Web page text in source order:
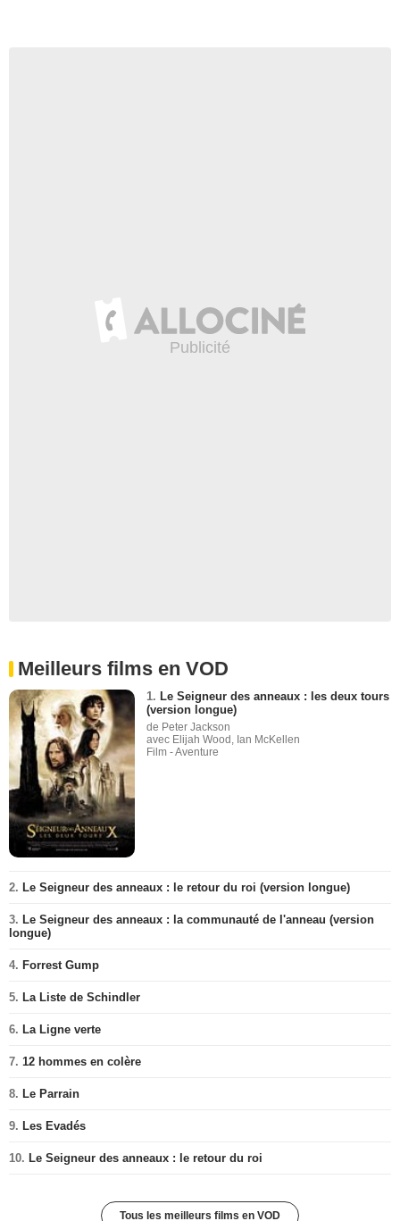
Meilleurs films en VOD
1. Le Seigneur des anneaux : les deux tours
(version longue)
de Peter Jackson
avec Elijah Wood, Ian McKellen
Film - Aventure
2. Le Seigneur des anneaux : le retour du roi (version longue)
3. Le Seigneur des anneaux : la communauté de l'anneau (version
longue)
4. Forrest Gump
5. La Liste de Schindler
6. La Ligne verte
7. 12 hommes en colère
8. Le Parrain
9. Les Evadés
10. Le Seigneur des anneaux : le retour du roi
Tous les meilleurs films en VOD